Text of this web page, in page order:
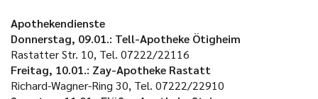
Apothekendienste
Donnerstag, 09.01.: Tell-Apotheke Ötigheim
Rastatter Str. 10, Tel. 07222/22116
Freitag, 10.01.: Zay-Apotheke Rastatt
Richard-Wagner-Ring 30, Tel. 07222/22910